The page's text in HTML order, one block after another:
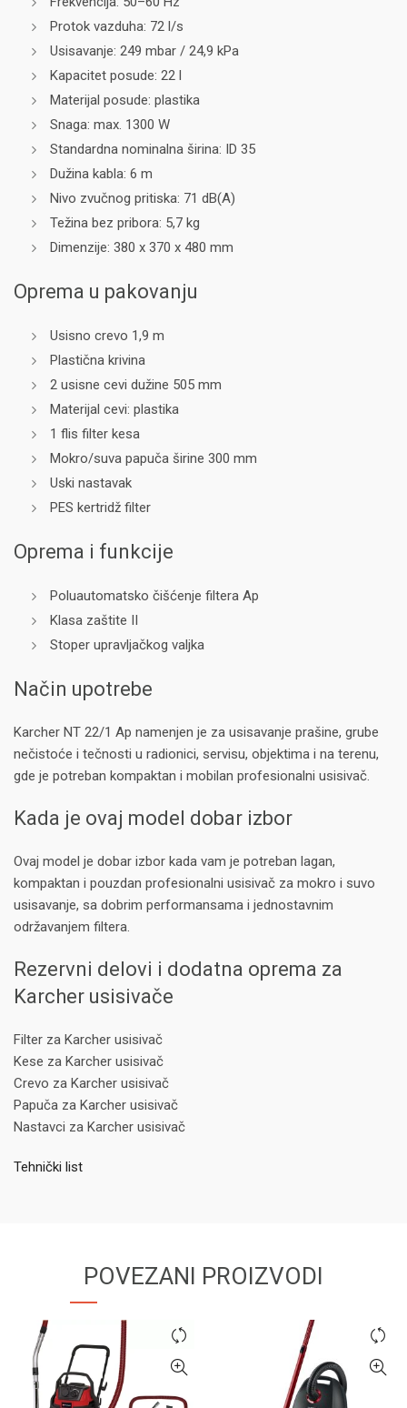
Protok vazduha: 72 l/s
Usisavanje: 249 mbar / 24,9 kPa
Kapacitet posude: 22 l
Materijal posude: plastika
Snaga: max. 1300 W
Standardna nominalna širina: ID 35
Dužina kabla: 6 m
Nivo zvučnog pritiska: 71 dB(A)
Težina bez pribora: 5,7 kg
Dimenzije: 380 x 370 x 480 mm
Oprema u pakovanju
Usisno crevo 1,9 m
Plastična krivina
2 usisne cevi dužine 505 mm
Materijal cevi: plastika
1 flis filter kesa
Mokro/suva papuča širine 300 mm
Uski nastavak
PES kertridž filter
Oprema i funkcije
Poluautomatsko čišćenje filtera Ap
Klasa zaštite II
Stoper upravljačkog valjka
Način upotrebe
Karcher NT 22/1 Ap namenjen je za usisavanje prašine, grube
nečistoće i tečnosti u radionici, servisu, objektima i na terenu,
gde je potreban kompaktan i mobilan profesionalni usisivač.
Kada je ovaj model dobar izbor
Ovaj model je dobar izbor kada vam je potreban lagan,
kompaktan i pouzdan profesionalni usisivač za mokro i suvo
usisavanje, sa dobrim performansama i jednostavnim
održavanjem filtera.
Rezervni delovi i dodatna oprema za
Karcher usisivače
Filter za Karcher usisivač
Kese za Karcher usisivač
Crevo za Karcher usisivač
Papuča za Karcher usisivač
Nastavci za Karcher usisivač
Tehnički list
POVEZANI PROIZVODI